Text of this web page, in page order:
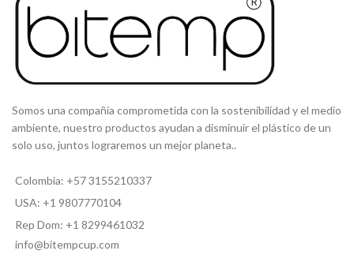
Somos una compañía comprometida con la sostenibilidad y el medio
ambiente, nuestro productos ayudan a disminuir el plástico de un
solo uso, juntos lograremos un mejor planeta..
Colombia: +57 3155210337
USA: +1 9807770104
Rep Dom: +1 8299461032
info@bitempcup.com